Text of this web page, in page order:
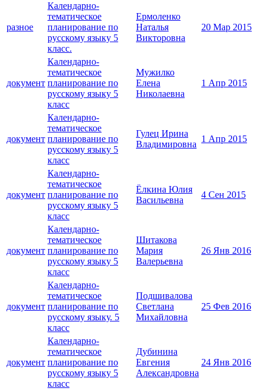
разное
Календарно-
тематическое
планирование по
русскому языку 5
класс.
Ермоленко
Наталья
Викторовна
20 Мар 2015
документ
Календарно-
тематическое
планирование по
русскому языку 5
класс
Мужилко
Елена
Николаевна
1 Апр 2015
документ
Календарно-
тематическое
планирование по
русскому языку 5
класс
Гулец Ирина
Владимировна
1 Апр 2015
документ
Календарно-
тематическое
планирование по
русскому языку 5
класс
Ёлкина Юлия
Васильевна
4 Сен 2015
документ
Календарно-
тематическое
планирование по
русскому языку 5
класс
Шитакова
Мария
Валерьевна
26 Янв 2016
документ
Календарно-
тематическое
планирование по
русскому языку. 5
класс
Подшивалова
Светлана
Михайловна
25 Фев 2016
документ
Календарно-
тематическое
планирование по
русскому языку 5
класс
Дубинина
Евгения
Александровна
24 Янв 2016